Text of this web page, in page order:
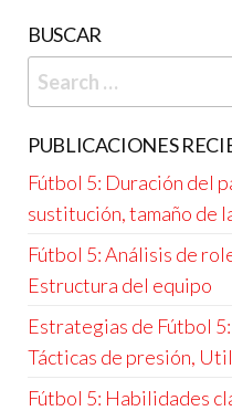
BUSCAR
Search
for:
PUBLICACIONES
Fútbol 5: Duración del
sustitución, tamaño de
Fútbol 5: Análisis de
Estructura del equipo
Estrategias de Fútbol
Tácticas de presión,
Fútbol 5: Habilidades